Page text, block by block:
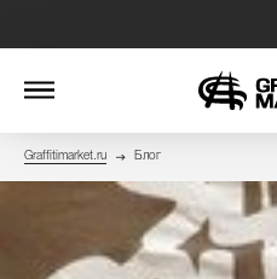
Graffitimarket.ru Блог